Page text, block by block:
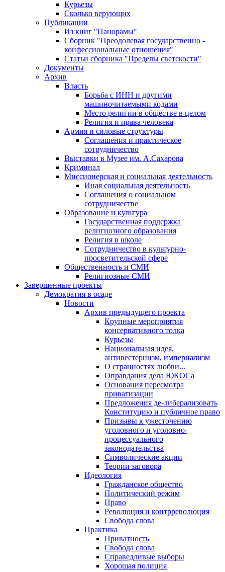
Курьезы
Сколько верующих
Публикации
Из книг "Панорамы"
Сборник "Преодолевая государственно -
конфессиональные отношения"
Статьи сборника "Пределы светскости"
Документы
Архив
Власть
Борьба с ИНН и другими
машиночитаемыми кодами
Место религии в обществе в целом
Религия и права человека
Армия и силовые структуры
Соглашения и практическое
сотрудничество
Выставки в Музее им. А.Сахарова
Криминал
Миссионерская и социальная деятельность
Иная социальная деятельность
Соглашения о социальном
сотрудничестве
Образование и культура
Государственная поддержка
религиозного образования
Религия в школе
Сотрудничество в культурно-
просветительской сфере
Общественность и СМИ
Религиозные СМИ
Завершенные проекты
Демократия в осаде
Новости
Архив предыдущего проекта
Крупные мероприятия
консервативного толка
Курьезы
Национальная идея,
антивестернизм, империализм
О странностях любви...
Оправдания дела ЮКОСа
Основания пересмотра
приватизации
Предложения де-либерализовать
Конституцию и публичное право
Призывы к ужесточению
уголовного и уголовно-
процессуального
законодательства
Символические акции
Теории заговора
Идеология
Гражданское общество
Политический режим
Право
Революция и контрреволюция
Свобода слова
Практика
Приватность
Свобода слова
Справедливые выборы
Хорошая полиция